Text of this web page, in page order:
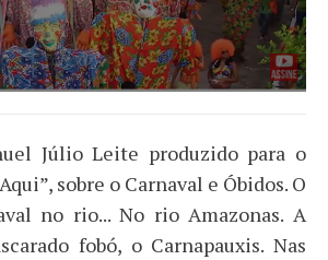
Júlio Leite produzido para o
sobre o Carnaval e Óbidos. O
no rio... No rio Amazonas. A
fobó, o Carnapauxis. Nas